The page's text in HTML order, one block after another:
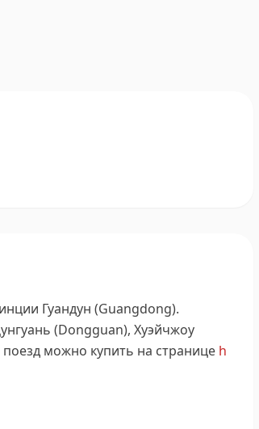
Гуандун (Guangdong).
(Dongguan), Хуэйчжоу
можно купить на странице h